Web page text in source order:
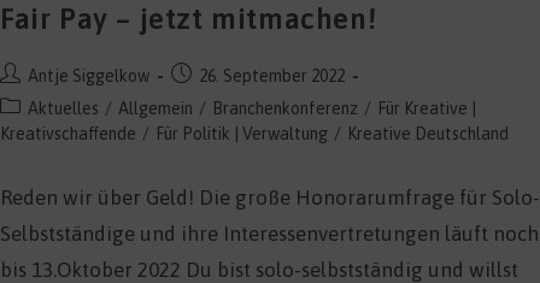
Fair Pay – jetzt mitmachen!
Beitrags-
Autor:
Antje Siggelkow
Beitrag
veröffentlicht:
26. September 2022
Beitrags-
Kategorie:
Aktuelles / Allgemein / Branchenkonferenz / Für Kreative |
Kreativschaffende / Für Politik | Verwaltung / Kreative Deutschland
Reden wir über Geld! Die große Honorarumfrage für Solo-
Selbstständige und ihre Interessenvertretungen läuft noch
bis 13.Oktober 2022 Du bist solo-selbstständig und willst